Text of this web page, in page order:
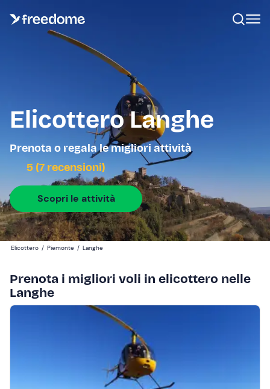
Elicottero Langhe
Prenota o regala le migliori attività
5 (7 recensioni)
Scopri le attività
Elicottero / Piemonte / Langhe
Prenota i migliori voli in elicottero nelle
Langhe